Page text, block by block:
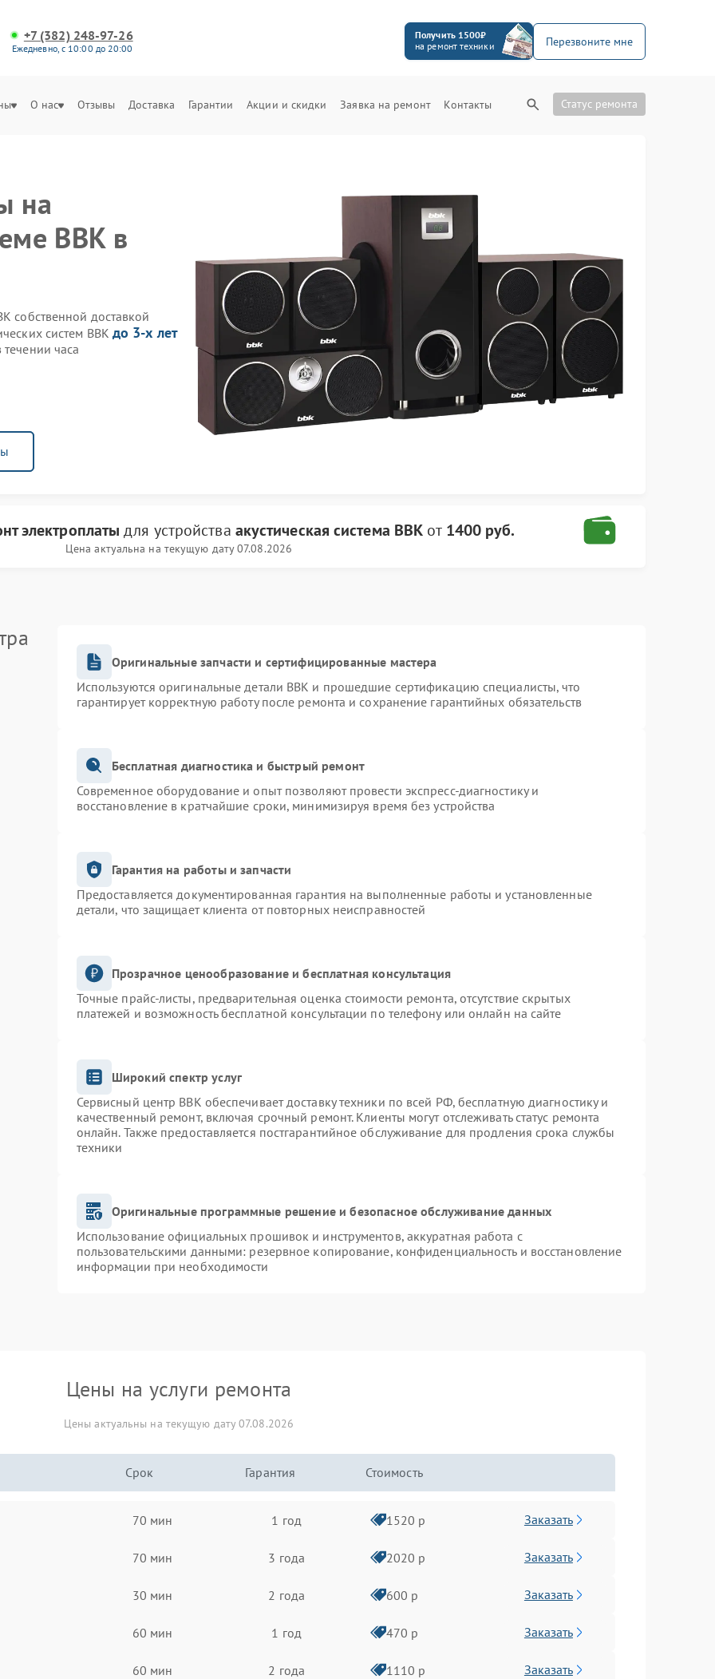
+7 (382) 248-97-26
Ежедневно, с 10:00 до 20:00
Получить 1500₽
на ремонт техники
Перезвоните мне
О нас Отзывы Доставка Гарантии Акции и скидки Заявка на ремонт Контакты Статус ремонта
на
BBK в
собственной доставкой
систем BBK до 3-х лет
часа
электроплаты для устройства акустическая система BBK от 1400 руб.
Цена актуальна на текущую дату 07.08.2026
Оригинальные запчасти и сертифицированные мастера
Используются оригинальные детали BBK и прошедшие сертификацию специалисты, что
гарантирует корректную работу после ремонта и сохранение гарантийных обязательств
Бесплатная диагностика и быстрый ремонт
Современное оборудование и опыт позволяют провести экспресс-диагностику и
восстановление в кратчайшие сроки, минимизируя время без устройства
Гарантия на работы и запчасти
Предоставляется документированная гарантия на выполненные работы и установленные
детали, что защищает клиента от повторных неисправностей
Прозрачное ценообразование и бесплатная консультация
Точные прайс-листы, предварительная оценка стоимости ремонта, отсутствие скрытых
платежей и возможность бесплатной консультации по телефону или онлайн на сайте
Широкий спектр услуг
Сервисный центр BBK обеспечивает доставку техники по всей РФ, бесплатную диагностику и
качественный ремонт, включая срочный ремонт. Клиенты могут отслеживать статус ремонта
онлайн. Также предоставляется постгарантийное обслуживание для продления срока службы
техники
Оригинальные программные решение и безопасное обслуживание данных
Использование официальных прошивок и инструментов, аккуратная работа с
пользовательскими данными: резервное копирование, конфиденциальность и восстановление
информации при необходимости
Цены на услуги ремонта
Цены актуальны на текущую дату 07.08.2026
Срок Гарантия Стоимость
70 мин 1 год 1520 р Заказать
70 мин 3 года 2020 р Заказать
30 мин 2 года 600 р Заказать
60 мин 1 год 470 р Заказать
60 мин 2 года 1110 р Заказать